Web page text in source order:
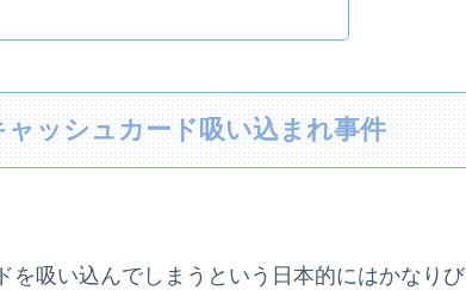
ッシュカード吸い込まれ事件
を吸い込んでしまうという日本的にはかなりび